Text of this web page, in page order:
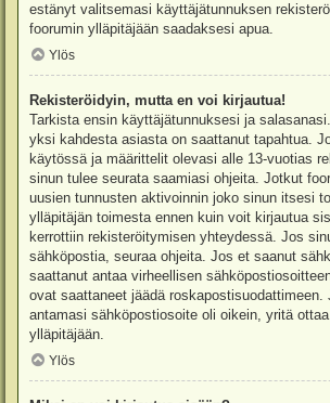
estänyt valitsemasi käyttäjätunnuksen
foorumin ylläpitäjään saadaksesi apua.
Ylös
Rekisteröidyin, mutta en voi kirjautua!
Tarkista ensin käyttäjätunnuksesi ja
yksi kahdesta asiasta on saattanut tapahtua.
käytössä ja määrittelit olevasi alle 13-vuotias
sinun tulee seurata saamiasi ohjeita. Jotkut
uusien tunnusten aktivoinnin joko sinun itsesi
ylläpitäjän toimesta ennen kuin voit kirjautua
kerrottiin rekisteröitymisen yhteydessä. Jos
sähköpostia, seuraa ohjeita. Jos et saanut
saattanut antaa virheellisen
ovat saattaneet jäädä
antamasi sähköpostiosoite oli oikein, yritä
ylläpitäjään.
Ylös